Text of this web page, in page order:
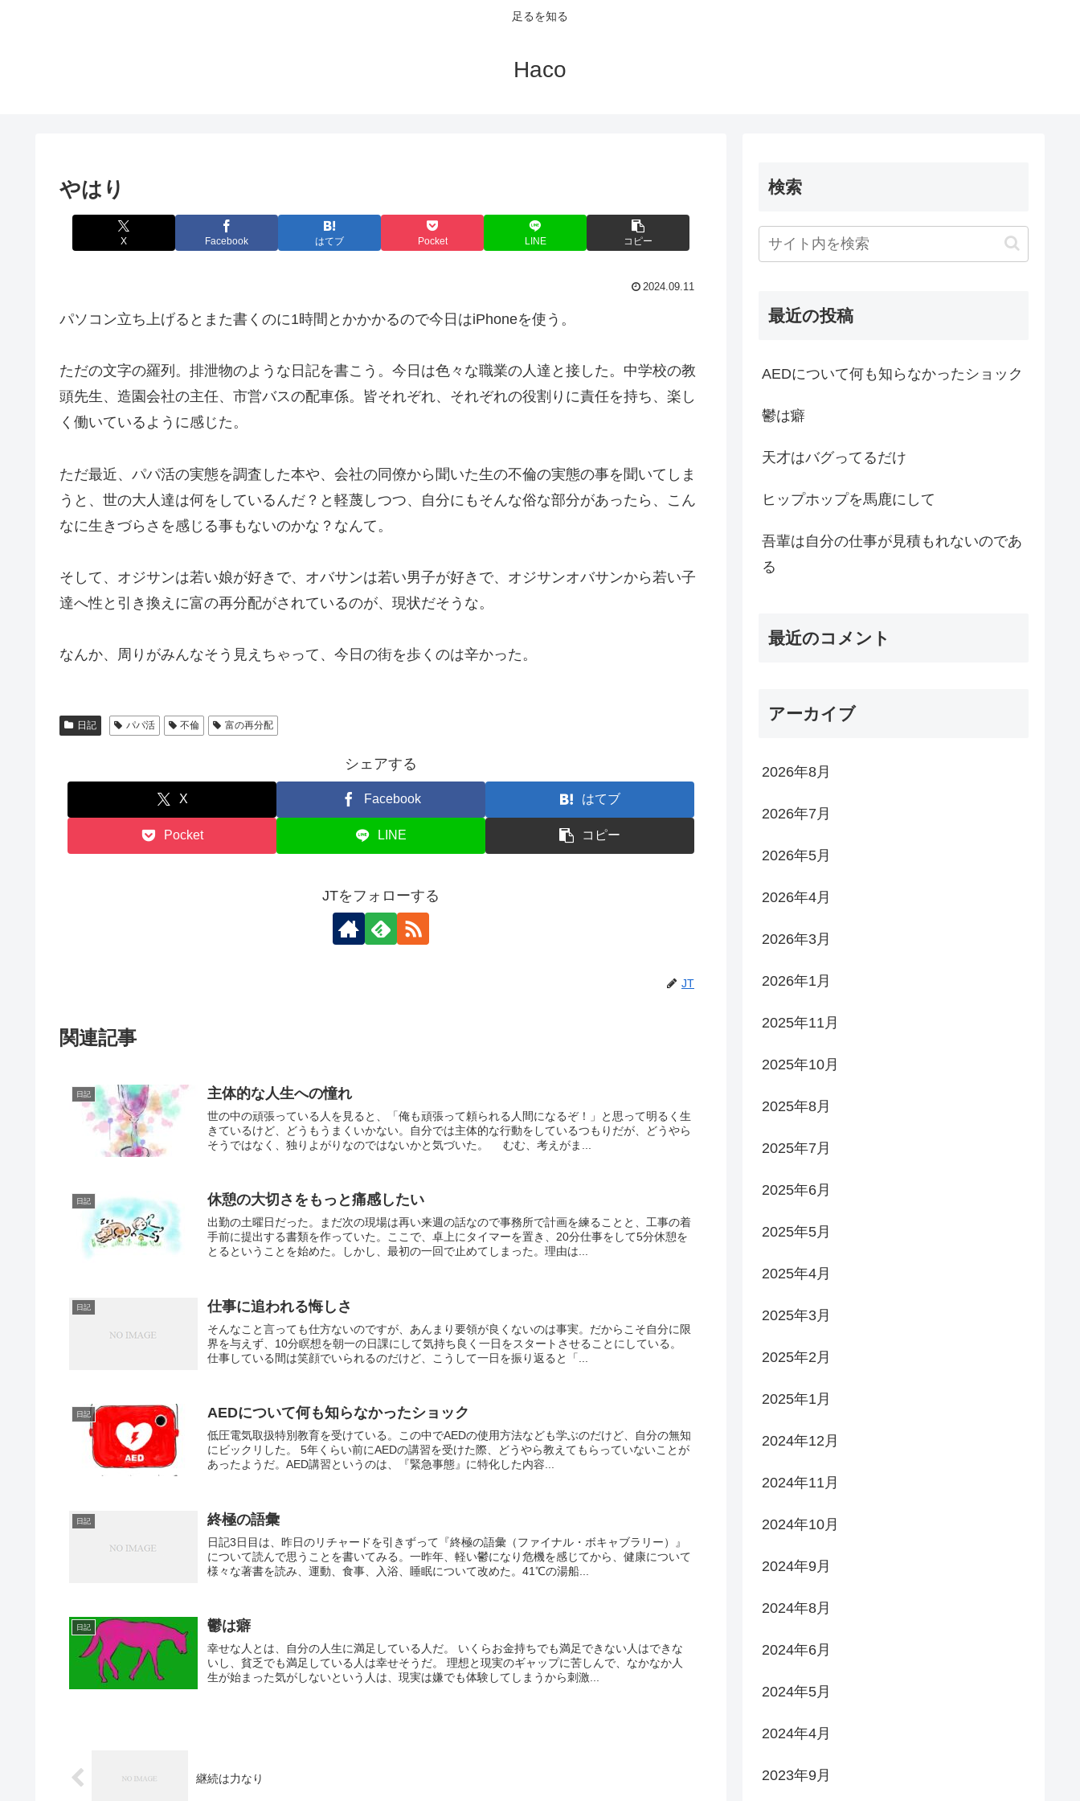
足るを知る
Haco
やはり
X Facebook はてブ Pocket LINE コピー
2024.09.11
パソコン立ち上げるとまた書くのに1時間とかかかるので今日はiPhoneを使う。
ただの文字の羅列。排泄物のような日記を書こう。今日は色々な職業の人達と接した。中学校の教
頭先生、造園会社の主任、市営バスの配車係。皆それぞれ、それぞれの役割りに責任を持ち、楽し
く働いているように感じた。
ただ最近、パパ活の実態を調査した本や、会社の同僚から聞いた生の不倫の実態の事を聞いてしま
うと、世の大人達は何をしているんだ？と軽蔑しつつ、自分にもそんな俗な部分があったら、こん
なに生きづらさを感じる事もないのかな？なんて。
そして、オジサンは若い娘が好きで、オバサンは若い男子が好きで、オジサンオバサンから若い子
達へ性と引き換えに富の再分配がされているのが、現状だそうな。
なんか、周りがみんなそう見えちゃって、今日の街を歩くのは辛かった。
日記 パパ活 不倫 富の再分配
シェアする
X Facebook はてブ
Pocket LINE コピー
JTをフォローする
JT
関連記事
日記 主体的な人生への憧れ
世の中の頑張っている人を見ると、「俺も頑張って頼られる人間になるぞ！」と思って明るく生
きているけど、どうもうまくいかない。自分では主体的な行動をしているつもりだが、どうやら
そうではなく、独りよがりなのではないかと気づいた。 むむ、考えがま...
日記 休憩の大切さをもっと痛感したい
出勤の土曜日だった。まだ次の現場は再い来週の話なので事務所で計画を練ることと、工事の着
手前に提出する書類を作っていた。ここで、卓上にタイマーを置き、20分仕事をして5分休憩を
とるということを始めた。しかし、最初の一回で止めてしまった。理由は...
日記 仕事に追われる悔しさ
そんなこと言っても仕方ないのですが、あんまり要領が良くないのは事実。だからこそ自分に限
界を与えず、10分瞑想を朝一の日課にして気持ち良く一日をスタートさせることにしている。
仕事している間は笑顔でいられるのだけど、こうして一日を振り返ると「...
日記 AEDについて何も知らなかったショック
低圧電気取扱特別教育を受けている。この中でAEDの使用方法なども学ぶのだけど、自分の無知
にビックリした。 5年くらい前にAEDの講習を受けた際、どうやら教えてもらっていないことが
あったようだ。AED講習というのは、『緊急事態』に特化した内容...
日記 終極の語彙
日記3日目は、昨日のリチャードを引きずって『終極の語彙（ファイナル・ボキャブラリー）』
について読んで思うことを書いてみる。一昨年、軽い鬱になり危機を感じてから、健康について
様々な著書を読み、運動、食事、入浴、睡眠について改めた。41℃の湯船...
日記 鬱は癖
幸せな人とは、自分の人生に満足している人だ。 いくらお金持ちでも満足できない人はできな
いし、貧乏でも満足している人は幸せそうだ。 理想と現実のギャップに苦しんで、なかなか人
生が始まった気がしないという人は、現実は嫌でも体験してしまうから刺激...
継続は力なり
検索
最近の投稿
AEDについて何も知らなかったショック
鬱は癖
天才はバグってるだけ
ヒップホップを馬鹿にして
吾輩は自分の仕事が見積もれないのであ
る
最近のコメント
アーカイブ
2026年8月
2026年7月
2026年5月
2026年4月
2026年3月
2026年1月
2025年11月
2025年10月
2025年8月
2025年7月
2025年6月
2025年5月
2025年4月
2025年3月
2025年2月
2025年1月
2024年12月
2024年11月
2024年10月
2024年9月
2024年8月
2024年6月
2024年5月
2024年4月
2023年9月